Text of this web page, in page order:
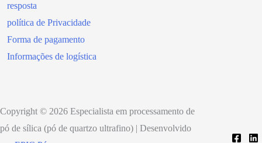
resposta
política de Privacidade
Forma de pagamento
Informações de logística
Copyright © 2026 Especialista em processamento de
pó de sílica (pó de quartzo ultrafino) | Desenvolvido